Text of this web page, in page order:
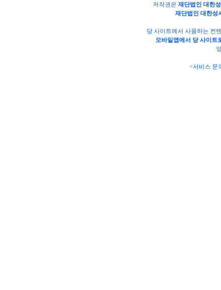
저작권은 재단법인 대한
재단법인 대한성
당 사이트에서 사용하는 컨
모바일앱에서 당 사이트
<서비스 문